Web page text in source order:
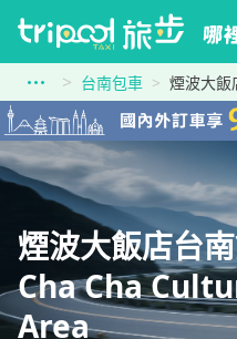
台南包車 煙波大飯店
煙波大飯店台
Cha Cha
Area